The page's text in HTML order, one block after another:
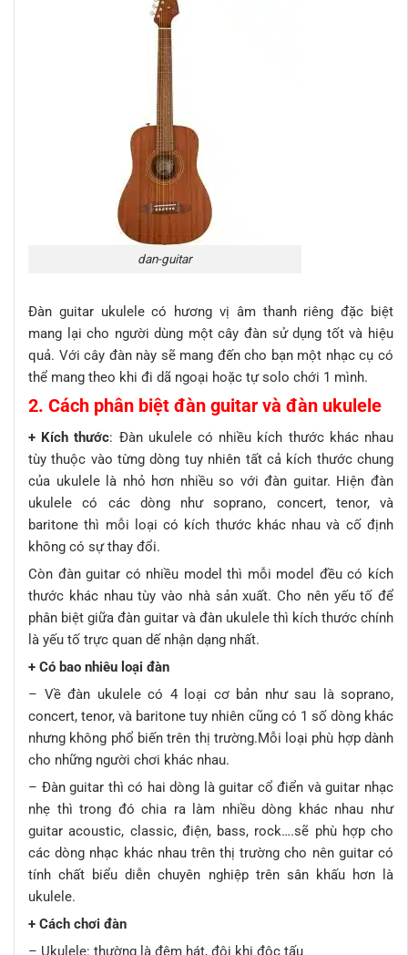
dan-guitar
Đàn guitar ukulele có hương vị âm thanh riêng đặc biệt
mang lại cho người dùng một cây đàn sử dụng tốt và hiệu
quả. Với cây đàn này sẽ mang đến cho bạn một nhạc cụ có
thể mang theo khi đi dã ngoại hoặc tự solo chới 1 mình.
2. Cách phân biệt đàn guitar và đàn ukulele
+ Kích thước: Đàn ukulele có nhiều kích thước khác nhau
tùy thuộc vào từng dòng tuy nhiên tất cả kích thước chung
của ukulele là nhỏ hơn nhiều so với đàn guitar. Hiện đàn
ukulele có các dòng như soprano, concert, tenor, và
baritone thì mỗi loại có kích thước khác nhau và cố định
không có sự thay đổi.
Còn đàn guitar có nhiều model thì mỗi model đều có kích
thước khác nhau tùy vào nhà sản xuất. Cho nên yếu tố để
phân biệt giữa đàn guitar và đàn ukulele thì kích thước chính
là yếu tố trực quan dế nhận dạng nhất.
+ Có bao nhiêu loại đàn
– Về đàn ukulele có 4 loại cơ bản như sau là soprano,
concert, tenor, và baritone tuy nhiên cũng có 1 số dòng khác
nhưng không phổ biến trên thị trường.Mỗi loại phù hợp dành
cho những người chơi khác nhau.
– Đàn guitar thì có hai dòng là guitar cổ điển và guitar nhạc
nhẹ thì trong đó chia ra làm nhiều dòng khác nhau như
guitar acoustic, classic, điện, bass, rock….sẽ phù hợp cho
các dòng nhạc khác nhau trên thị trường cho nên guitar có
tính chất biểu diễn chuyên nghiệp trên sân khấu hơn là
ukulele.
+ Cách chơi đàn
– Ukulele: thường là đệm hát, đôi khi độc tấu